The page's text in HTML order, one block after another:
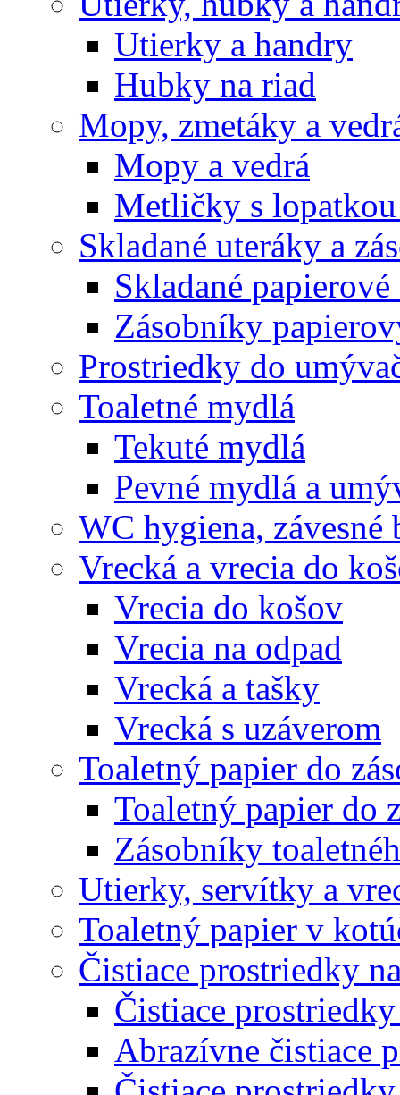
Utierky a handry
Hubky na riad
Mopy, zmetáky a
Mopy a vedrá
Metličky s
Skladané uteráky a
Skladané
Zásobníky
Prostriedky do
Toaletné mydlá
Tekuté mydlá
Pevné mydlá a
WC hygiena, závesné
Vrecká a vrecia do
Vrecia do košov
Vrecia na odpad
Vrecká a tašky
Vrecká s uzáverom
Toaletný papier do
Toaletný papier do
Zásobníky
Utierky, servítky a
Toaletný papier v
Čistiace prostriedky
Čistiace
Abrazívne čistiace